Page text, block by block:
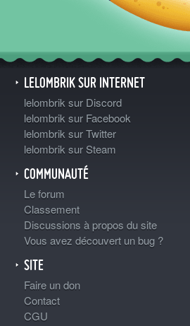
LELOMBRIK SUR INTERNET
lelombrik sur Discord
lelombrik sur Facebook
lelombrik sur Twitter
lelombrik sur Steam
COMMUNAUTÉ
Le forum
Classement
Discussions à propos du site
Vous avez découvert un bug ?
SITE
Faire un don
Contact
CGU